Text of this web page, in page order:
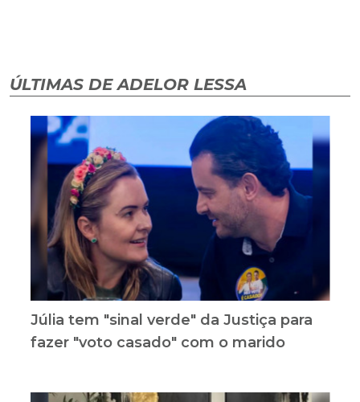
ÚLTIMAS DE ADELOR LESSA
Júlia tem "sinal verde" da Justiça para
fazer "voto casado" com o marido